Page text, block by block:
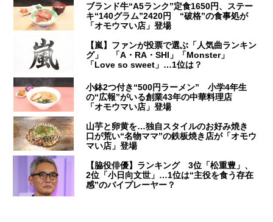
ブランド牛“A5ランク”定食1650円、ステー
キ“140グラム”2420円 “破格”の食事処が
「オモウマい店」登場
【嵐】ファンが投票で選ぶ「人気曲ランキン
グ」 「A・RA・SHI」「Monster」
「Love so sweet」…1位は？
小鉢2つ付き“500円ラーメン” 小学4年生
の“広報”がいる創業43年の中華料理店
「オモウマい店」登場
山芋と卵黄を…独自スタイルのお好み焼き
口が荒い“名物ママ”の鉄板焼き店が「オモウ
マい店」登場
【脇役俳優】ランキング 3位「松重豊」、
2位「小日向文世」…1位は“主役を食う存在
感”のバイプレーヤー？